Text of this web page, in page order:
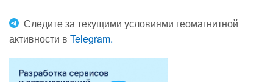
Следите за текущими условиями геомагнитной
активности в Telegram.